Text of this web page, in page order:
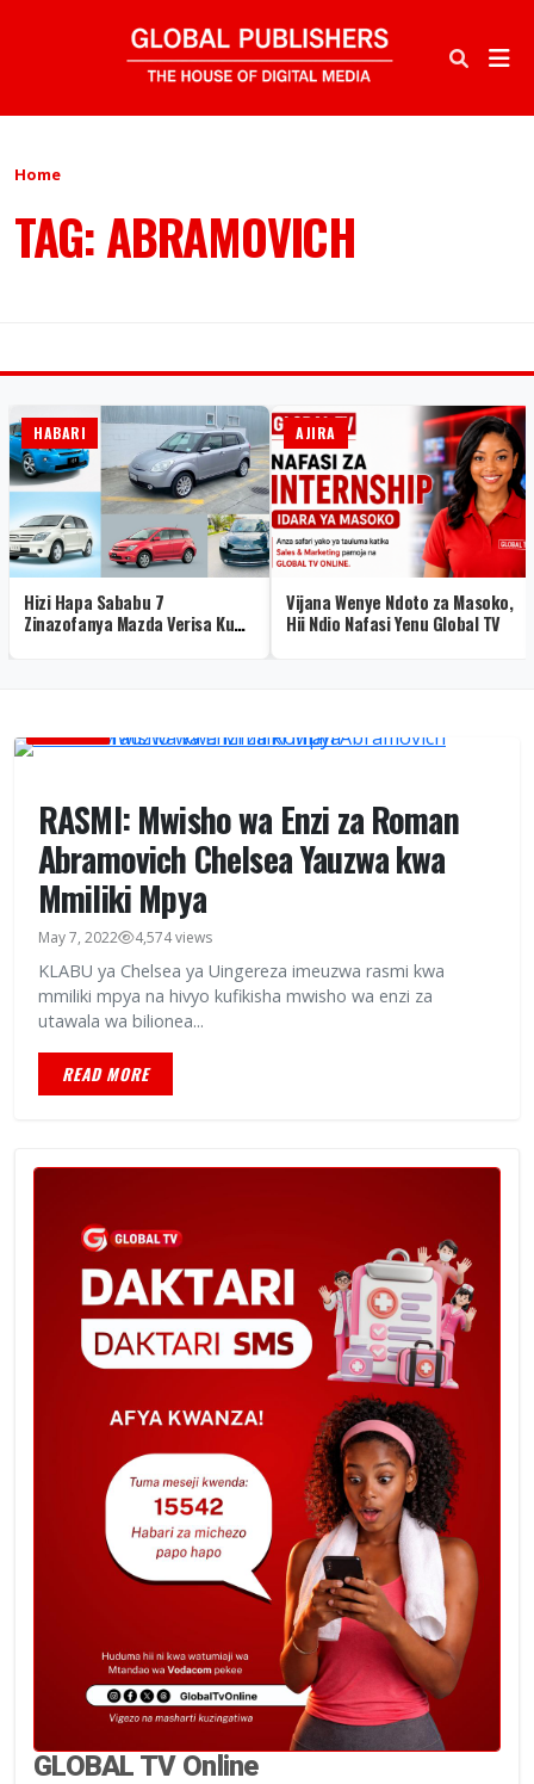
Home
TAG: ABRAMOVICH
HABARI
Hizi Hapa Sababu 7
Zinazofanya Mazda Verisa Kuwa
AJIRA
Vijana Wenye Ndoto za Masoko,
Hii Ndio Nafasi Yenu Global TV
RASMI: Mwisho wa Enzi za Roman
Abramovich Chelsea Yauzwa kwa
Mmiliki Mpya
May 7, 2022 4,574 views
KLABU ya Chelsea ya Uingereza imeuzwa rasmi kwa
mmiliki mpya na hivyo kufikisha mwisho wa enzi za
utawala wa bilionea...
READ MORE
GLOBAL TV Online